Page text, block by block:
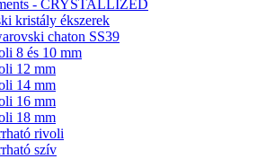
- CRYSTALLIZED
kristály ékszerek
chaton SS39
8 és 10 mm
12 mm
14 mm
16 mm
18 mm
rivoli
szív